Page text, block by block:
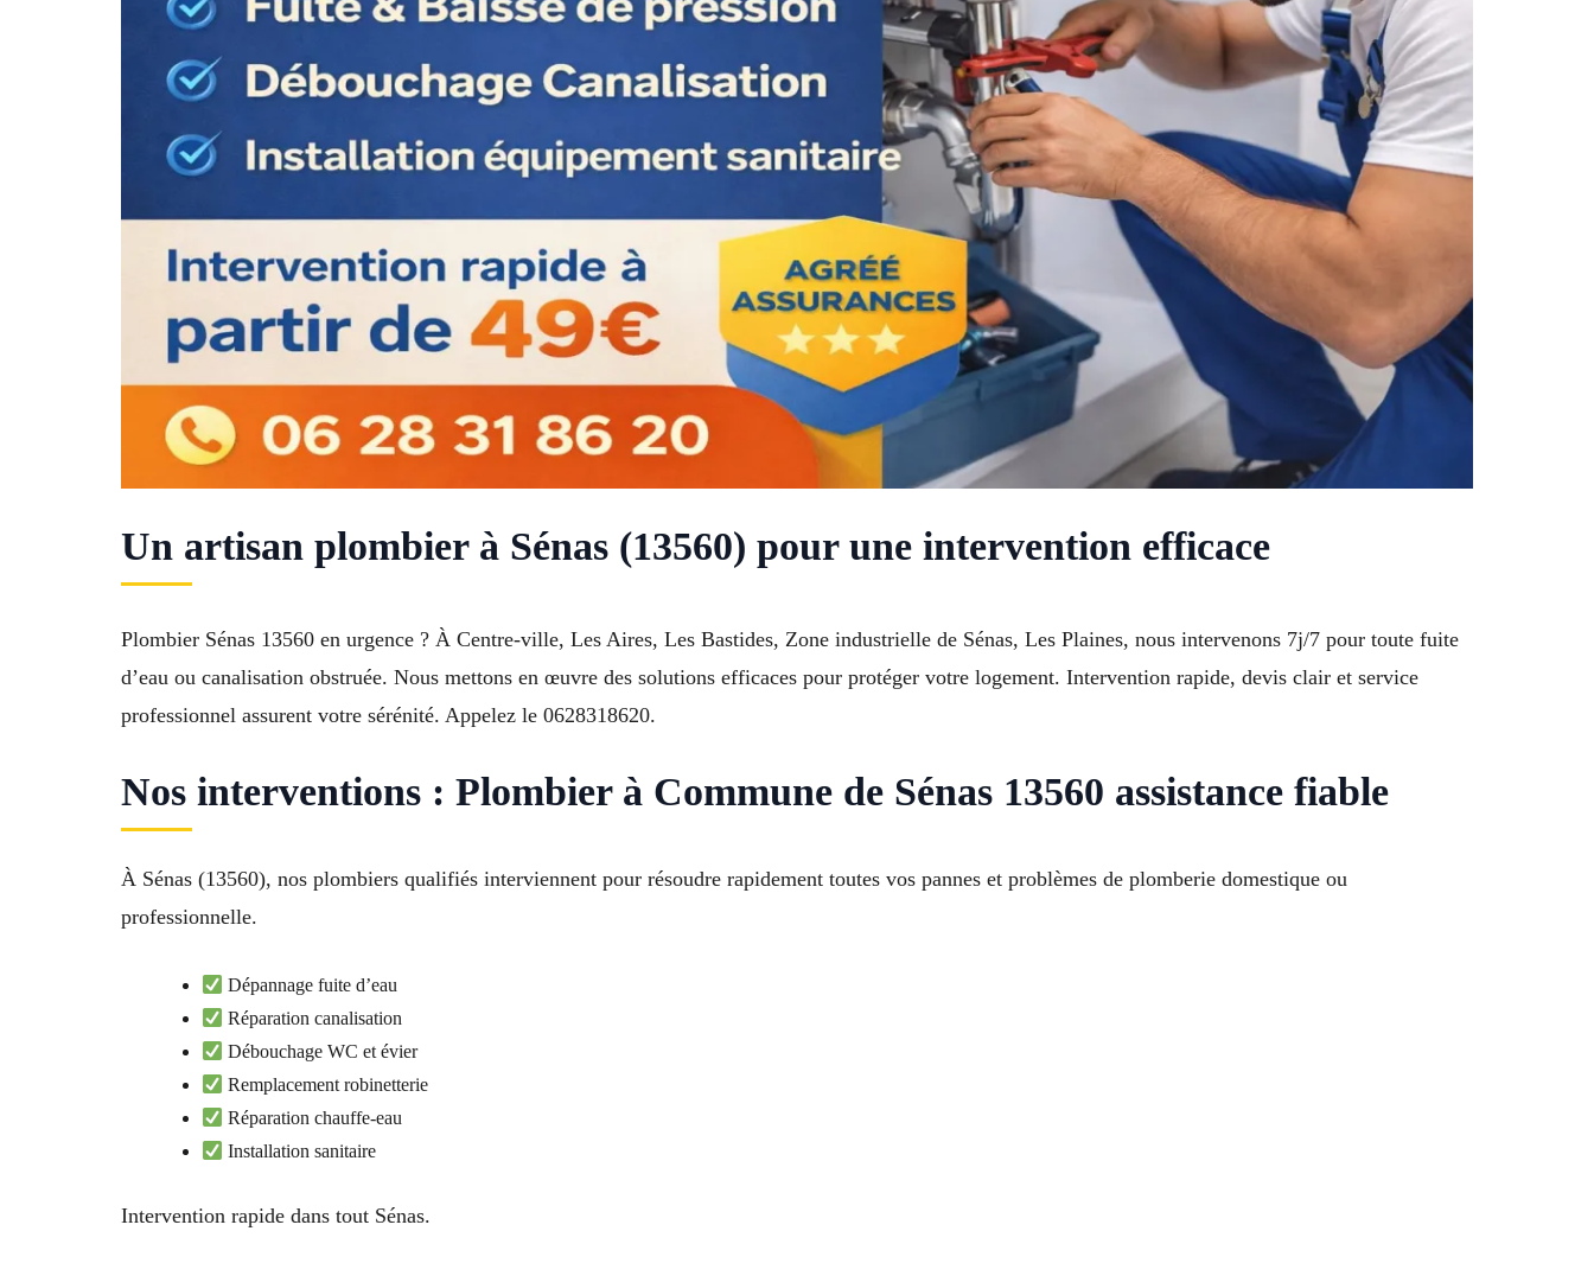
Un artisan plombier à Sénas (13560) pour une intervention efficace
Plombier Sénas 13560 en urgence ? À Centre-ville, Les Aires, Les Bastides, Zone industrielle de Sénas, Les Plaines, nous intervenons 7j/7 pour toute fuite
d’eau ou canalisation obstruée. Nous mettons en œuvre des solutions efficaces pour protéger votre logement. Intervention rapide, devis clair et service
professionnel assurent votre sérénité. Appelez le 0628318620.
Nos interventions : Plombier à Commune de Sénas 13560 assistance fiable
À Sénas (13560), nos plombiers qualifiés interviennent pour résoudre rapidement toutes vos pannes et problèmes de plomberie domestique ou
professionnelle.
Dépannage fuite d’eau
Réparation canalisation
Débouchage WC et évier
Remplacement robinetterie
Réparation chauffe-eau
Installation sanitaire
Intervention rapide dans tout Sénas.